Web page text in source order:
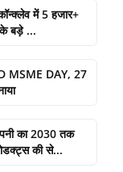
में 5 हजार+
के बड़े ...
MSME DAY, 27
का 2030 तक
की से...